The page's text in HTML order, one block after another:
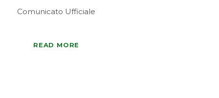
Comunicato Ufficiale
READ MORE